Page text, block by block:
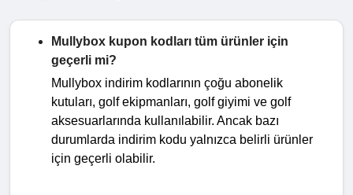
Mullybox kupon kodları tüm ürünler için
geçerli mi?
Mullybox indirim kodlarının çoğu abonelik
kutuları, golf ekipmanları, golf giyimi ve golf
aksesuarlarında kullanılabilir. Ancak bazı
durumlarda indirim kodu yalnızca belirli ürünler
için geçerli olabilir.